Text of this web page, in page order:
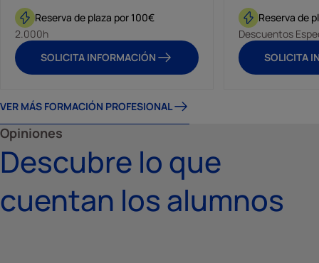
Reserva de plaza por 100€
2.000h
SOLICITA INFORMACIÓN
Reserva de
Descuentos
SOLICITA
VER MÁS FORMACIÓN PROFESIONAL
Opiniones
Descubre lo que
cuentan los alumnos